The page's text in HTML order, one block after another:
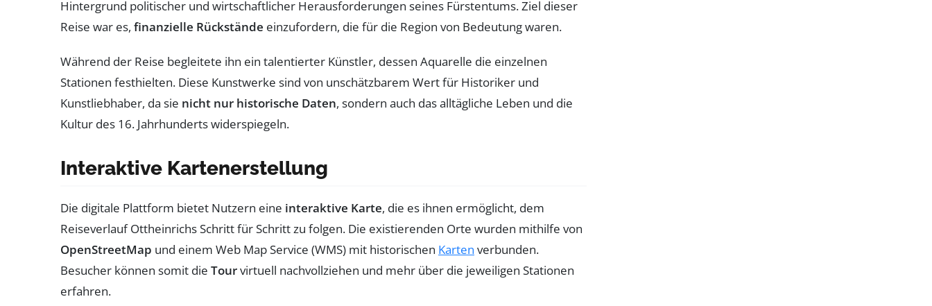
Hintergrund politischer und wirtschaftlicher Herausforderungen seines Fürstentums. Ziel dieser
Reise war es, finanzielle Rückstände einzufordern, die für die Region von Bedeutung waren.
Während der Reise begleitete ihn ein talentierter Künstler, dessen Aquarelle die einzelnen
Stationen festhielten. Diese Kunstwerke sind von unschätzbarem Wert für Historiker und
Kunstliebhaber, da sie nicht nur historische Daten, sondern auch das alltägliche Leben und die
Kultur des 16. Jahrhunderts widerspiegeln.
Interaktive Kartenerstellung
Die digitale Plattform bietet Nutzern eine interaktive Karte, die es ihnen ermöglicht, dem
Reiseverlauf Ottheinrichs Schritt für Schritt zu folgen. Die existierenden Orte wurden mithilfe von
OpenStreetMap und einem Web Map Service (WMS) mit historischen Karten verbunden.
Besucher können somit die Tourvirtuell nachvollziehen und mehr über die jeweiligen Stationen
erfahren.